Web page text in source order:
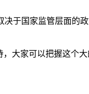
于国家监管层面的政
大家可以把握这个